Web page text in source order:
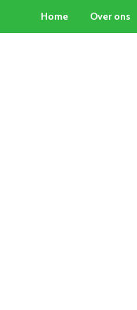
Home Over ons